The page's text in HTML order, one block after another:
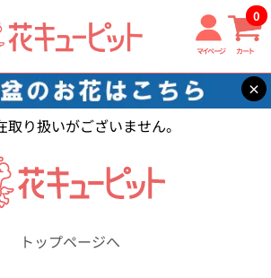
マイページ カート
0
×
】
り扱いがございません。
トップページへ